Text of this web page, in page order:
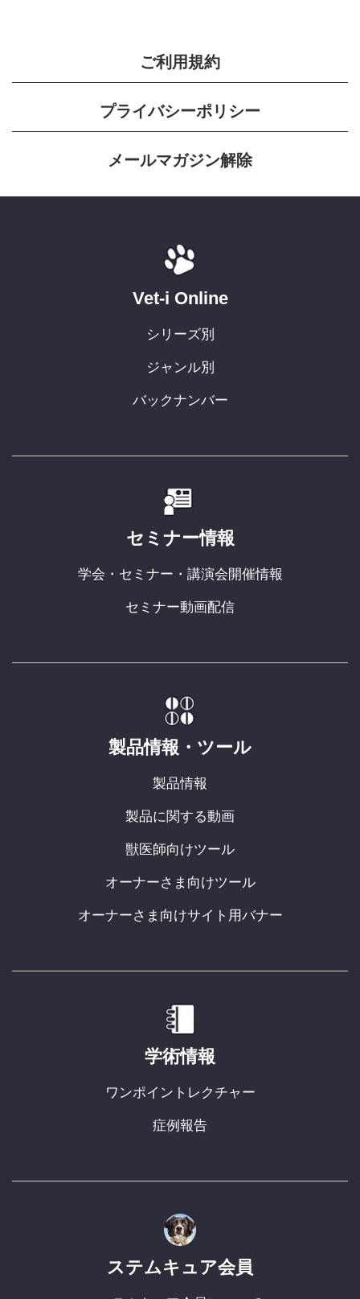
ご利用規約
プライバシーポリシー
メールマガジン解除
Vet-i Online
シリーズ別
ジャンル別
バックナンバー
セミナー情報
学会・セミナー・講演会開催情報
セミナー動画配信
製品情報・ツール
製品情報
製品に関する動画
獣医師向けツール
オーナーさま向けツール
オーナーさま向けサイト用バナー
学術情報
ワンポイントレクチャー
症例報告
ステムキュア会員